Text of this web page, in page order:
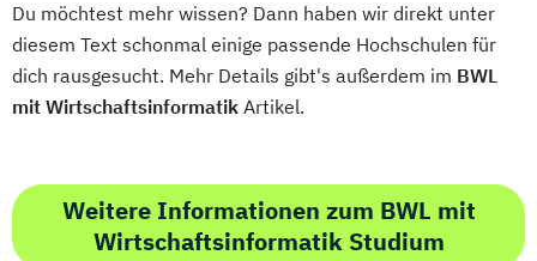
Du möchtest mehr wissen? Dann haben wir direkt unter
diesem Text schonmal einige passende Hochschulen für
dich rausgesucht. Mehr Details gibt's außerdem im BWL
mit Wirtschaftsinformatik Artikel.
Weitere Informationen zum BWL mit
Wirtschaftsinformatik Studium